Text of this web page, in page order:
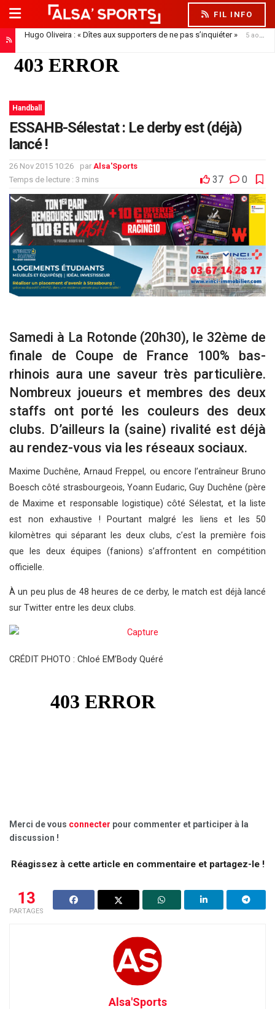
FIL INFO
Hugo Oliveira : « Dîtes aux supporters de ne pas s’inquiéter » 5 août 2026
Handball
ESSAHB-Sélestat : Le derby est (déjà)
lancé !
26 Nov 2015 10:26 par Alsa'Sports
Temps de lecture : 3 mins
37 0
Samedi à La Rotonde (20h30), le 32ème de
finale de Coupe de France 100% bas-
rhinois aura une saveur très particulière.
Nombreux joueurs et membres des deux
staffs ont porté les couleurs des deux
clubs. D’ailleurs la (saine) rivalité est déjà
au rendez-vous via les réseaux sociaux.
Maxime Duchêne, Arnaud Freppel, ou encore l’entraîneur Bruno
Boesch côté strasbourgeois, Yoann Eudaric, Guy Duchêne (père
de Maxime et responsable logistique) côté Sélestat, et la liste
est non exhaustive ! Pourtant malgré les liens et les 50
kilomètres qui séparant les deux clubs, c’est la première fois
que les deux équipes (fanions) s’affrontent en compétition
officielle.
À un peu plus de 48 heures de ce derby, le match est déjà lancé
sur Twitter entre les deux clubs.
CRÉDIT PHOTO : Chloé EM’Body Quéré
Merci de vous connecter pour commenter et participer à la
discussion !
Réagissez à cette article en commentaire et partagez-le !
13
PARTAGES
Alsa'Sports